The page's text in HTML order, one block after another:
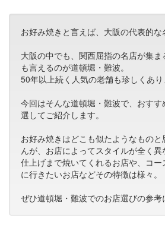
お好み焼きと言えば、大阪の代表的な
大阪の中でも、関西屈指の名店が集ま
も言えるのが道頓堀・難波。
50年以上続く人気の老舗も珍しくあり
今回はそんな道頓堀・難波で、おす
選してご紹介します。
お好み焼きはどこも似たようなもの
んが、お店によってスタイルが全く異
仕上げまで焼いてくれるお店や、コ
に行きたいお店などその特徴は様々。
ぜひ道頓堀・難波でのお店選びの参考